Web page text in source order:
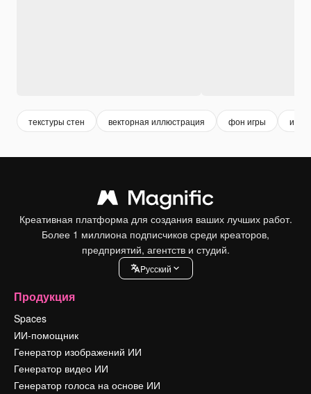
текстуры стен векторная иллюстрация фон игры
Креативная платформа для создания ваших лучших работ.
Более 1 миллиона подписчиков среди креаторов,
предприятий, агентств и студий.
Pусский
Продукция
Spaces
ИИ-помощник
Генератор изображений ИИ
Генератор видео ИИ
Генератор голоса на основе ИИ